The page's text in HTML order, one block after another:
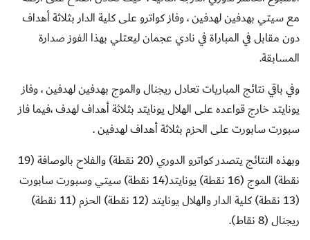
مع سيتي بهدفين لهدفين ، وفاز كواترو على كلية الدار بثلاثة أهداف
دون مقابل في المباراة في نادي عجمان ليعتلي بهذا الفوز صدارة
المسابقة.
وفي باقي نتائج المباريات تعادل ريجنال والموج بهدفين لهدفين ، وفاز
يونايتد خارج قواعده على الهلال يونايتد بثلاثة أهداف لهدف ،فيما فاز
سبورت سابورت على الحزم بثلاثة أهداف لهدفين .
وبهذه النتائج يتصدر كواترو الدوري (20 نقطة) والفلاح بالوصافة (19
نقطة) الموج (16 نقطة) يونايتد(14 نقطة) سيتي وسبورت سابورت
(13 نقطة) كلية الدار والهلال يونايتد (12 نقطة) الحزم (11 نقطة)
ريجنال (8 نقاط).